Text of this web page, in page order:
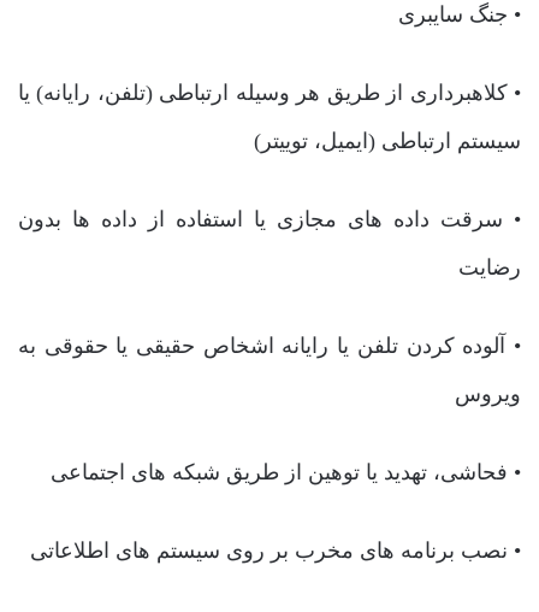
• جنگ سایبری
• کلاهبرداری از طریق هر وسیله ارتباطی (تلفن، رایانه) یا
سیستم ارتباطی (ایمیل، توییتر)
• سرقت داده های مجازی یا استفاده از داده ها بدون
رضایت
• آلوده کردن تلفن یا رایانه اشخاص حقیقی یا حقوقی به
ویروس
• فحاشی، تهدید یا توهین از طریق شبکه های اجتماعی
• نصب برنامه های مخرب بر روی سیستم های اطلاعاتی